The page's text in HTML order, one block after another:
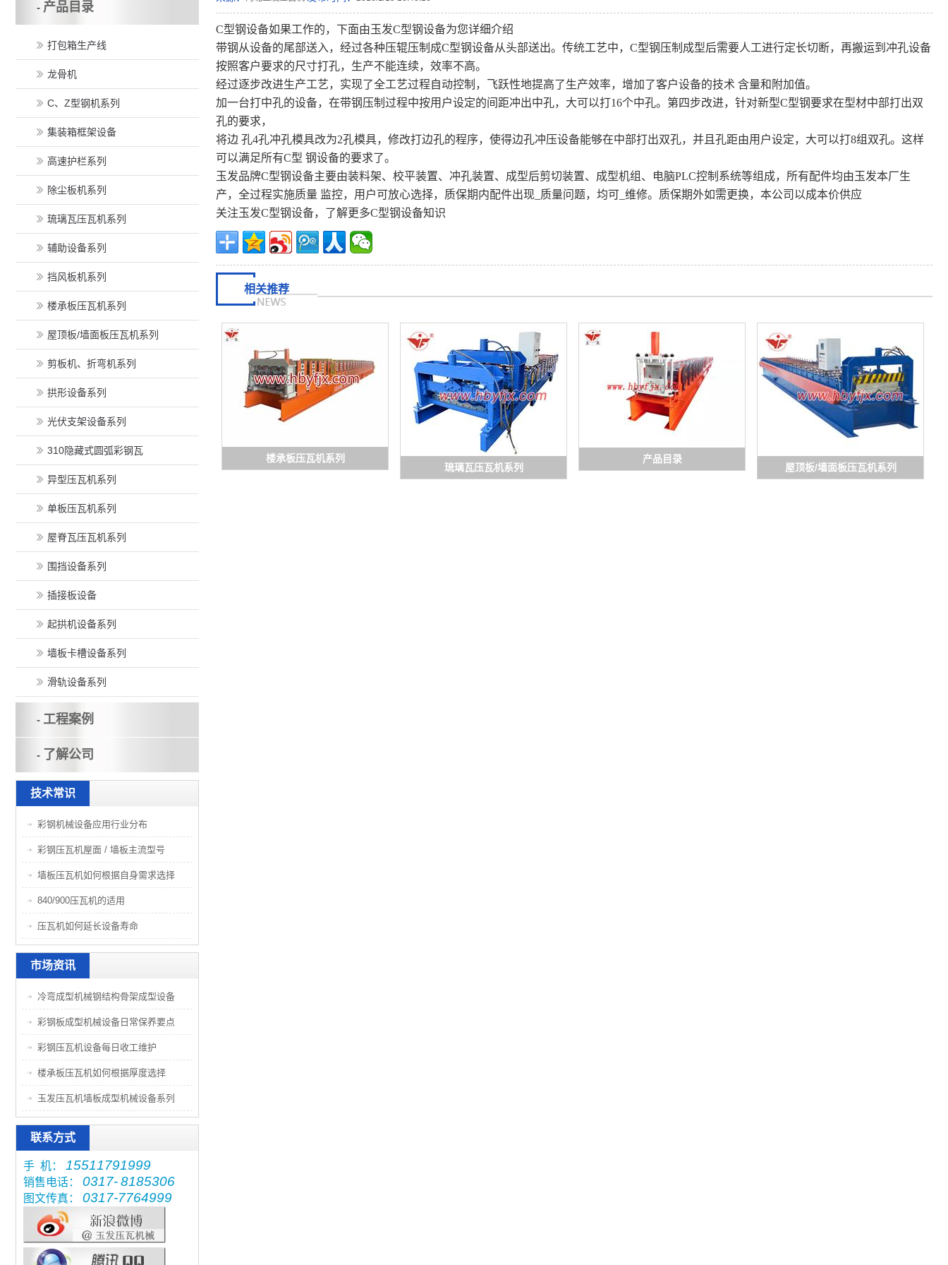
C型钢设备如果工作的，下面由玉发C型钢设备为您详细介绍
带钢从设备的尾部送入，经过各种压辊压制成C型钢设备从头部送出。传统工艺中，C型钢压制成型后需要人工进行定长切断，再搬运到冲孔设备
按照客户要求的尺寸打孔，生产不能连续，效率不高。
经过逐步改进生产工艺，实现了全工艺过程自动控制，飞跃性地提高了生产效率，增加了客户设备的技术 含量和附加值。
加一台打中孔的设备，在带钢压制过程中按用户设定的间距冲出中孔，大可以打16个中孔。第四步改进，针对新型C型钢要求在型材中部打出双
孔的要求，
将边 孔4孔冲孔模具改为2孔模具，修改打边孔的程序，使得边孔冲压设备能够在中部打出双孔，并且孔距由用户设定，大可以打8组双孔。这样
可以满足所有C型 钢设备的要求了。
玉发品牌C型钢设备主要由装料架、校平装置、冲孔装置、成型后剪切装置、成型机组、电脑PLC控制系统等组成，所有配件均由玉发本厂生
产，全过程实施质量 监控，用户可放心选择，质保期内配件出现_质量问题，均可_维修。质保期外如需更换，本公司以成本价供应
关注玉发C型钢设备，了解更多C型钢设备知识
相关推荐
楼承板压瓦机系列
琉璃瓦压瓦机系列
产品目录
屋顶板/墙面板压瓦机系列
- 产品目录
打包箱生产线
龙骨机
C、Z型钢机系列
集装箱框架设备
高速护栏系列
除尘板机系列
琉璃瓦压瓦机系列
辅助设备系列
挡风板机系列
楼承板压瓦机系列
屋顶板/墙面板压瓦机系列
剪板机、折弯机系列
拱形设备系列
光伏支架设备系列
310隐藏式圆弧彩钢瓦
异型压瓦机系列
单板压瓦机系列
屋脊瓦压瓦机系列
围挡设备系列
插接板设备
起拱机设备系列
墙板卡槽设备系列
滑轨设备系列
- 工程案例
- 了解公司
技术常识
彩钢机械设备应用行业分布
彩钢压瓦机屋面 / 墙板主流型号
墙板压瓦机如何根据自身需求选择
840/900压瓦机的适用
压瓦机如何延长设备寿命
市场资讯
冷弯成型机械钢结构骨架成型设备
彩钢板成型机械设备日常保养要点
彩钢压瓦机设备每日收工维护
楼承板压瓦机如何根据厚度选择
玉发压瓦机墙板成型机械设备系列
联系方式
手 机： 15511791999
销售电话： 0317-8185306
图文传真： 0317-7764999